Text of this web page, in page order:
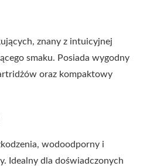
znany z intuicyjnej
smaku. Posiada wygodny
oraz kompaktowy
wodoodporny i
Idealny dla doświadczonych